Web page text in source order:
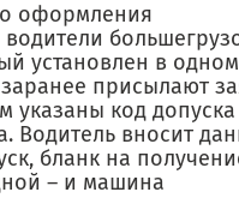
оформления
установлен в
присылают
указаны код допуска
Водитель вносит
бланк на
– и машина